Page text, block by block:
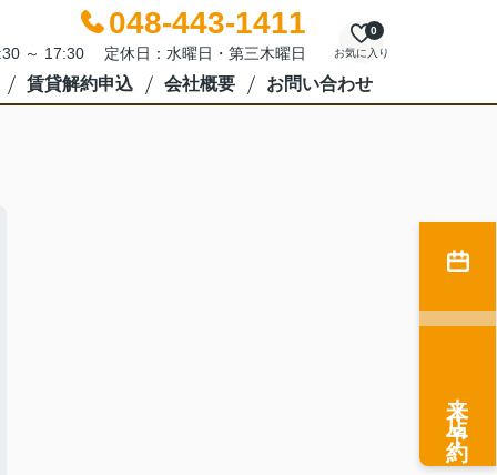
048-443-1411
～ 17:30 定休日：水曜日・第三木曜日 お気に入り
0
賃貸解約申込 会社概要 お問い合わせ
来店予約